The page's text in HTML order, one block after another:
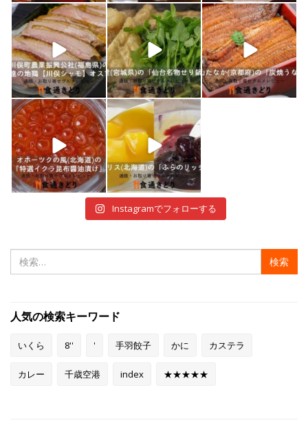
shokutuu_kidori
1月 7
shokutuu_kidori
1月 5
shokutuu_kidori
12月 30
shokutuu_kidori
12月 29
shokutuu_kidori
12月 28
Instagramでフォローする
索:
人気の検索キーワード
いくら 8'' ' 手羽餃子 かに カステラ
カレー 千歳空港 index ★★★★★